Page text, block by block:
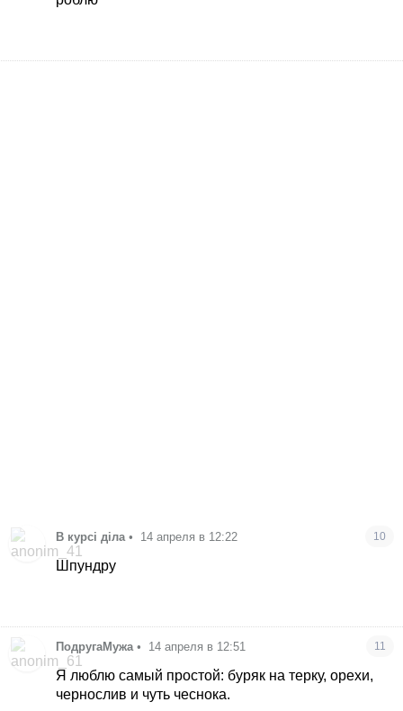
В курсі діла • 14 апреля в 12:22 10
Шпундру
ПодругаМужа • 14 апреля в 12:51 11
Я люблю самый простой: буряк на терку, орехи,
чернослив и чуть чеснока.